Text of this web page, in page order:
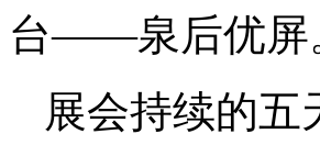
台——泉后优屏
展会持续的五